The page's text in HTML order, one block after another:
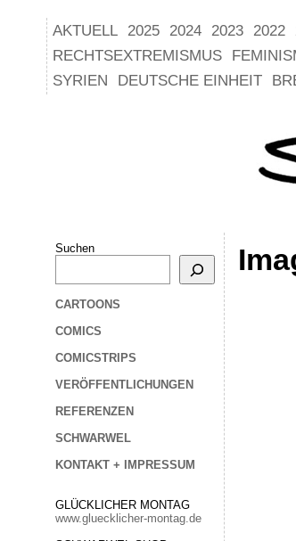
AKTUELL 2025 2024 2023 2022
RECHTSEXTREMISMUS
SYRIEN
DEUTSCHE EINHEIT
Suchen
CARTOONS
COMICS
COMICSTRIPS
VERÖFFENTLICHUNGEN
REFERENZEN
SCHWARWEL
KONTAKT + IMPRESSUM
GLÜCKLICHER MONTAG
www.gluecklicher-montag.de